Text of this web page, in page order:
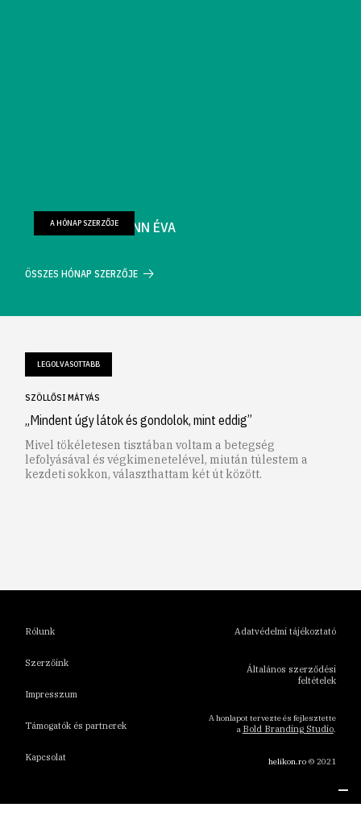
FARKAS WELLMANN ÉVA
A HÓNAP SZERZŐJE
ÖSSZES HÓNAP SZERZŐJE
LEGOLVASOTTABB
SZÖLLŐSI MÁTYÁS
„Mindent úgy látok és gondolok, mint eddig”
Mivel tökéletesen tisztában voltam a betegség
lefolyásával és végkimenetelével, miután túlestem a
kezdeti sokkon, választhattam két út között.
Rólunk
Szerzőink
Impresszum
Támogatók és partnerek
Kapcsolat
Adatvédelmi tájékoztató
Általános szerződési
feltételek
A honlapot tervezte és fejlesztette
a Bold Branding Studio.
helikon.ro© 2021